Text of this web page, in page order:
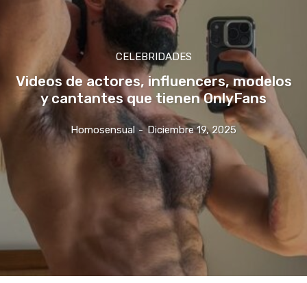
CELEBRIDADES
Videos de actores, influencers, modelos
y cantantes que tienen OnlyFans
Homosensual - Diciembre 19, 2025